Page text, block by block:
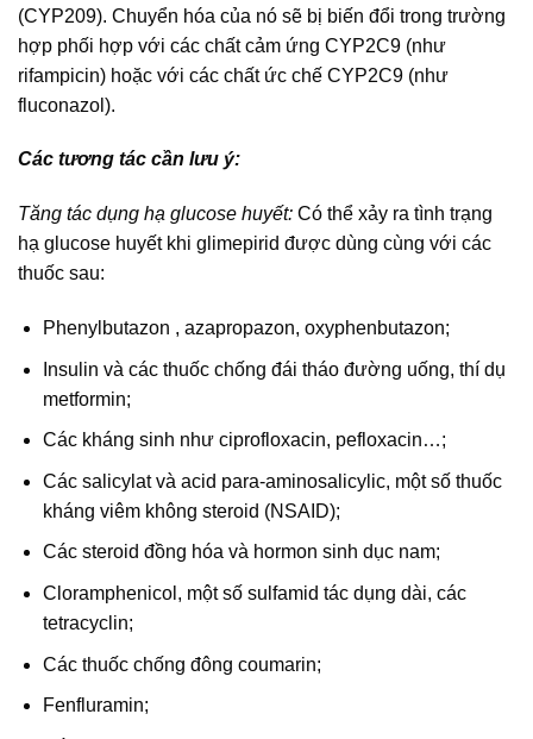
(CYP209). Chuyển hóa của nó sẽ bị biến đổi trong trường
hợp phối hợp với các chất cảm ứng CYP2C9 (như
rifampicin) hoặc với các chất ức chế CYP2C9 (như
fluconazol).
Các tương tác cần lưu ý:
Tăng tác dụng hạ glucose huyết: Có thể xảy ra tình trạng
hạ glucose huyết khi glimepirid được dùng cùng với các
thuốc sau:
Phenylbutazon , azapropazon, oxyphenbutazon;
Insulin và các thuốc chống đái tháo đường uống, thí dụ
metformin;
Các kháng sinh như ciprofloxacin, pefloxacin…;
Các salicylat và acid para-aminosalicylic, một số thuốc
kháng viêm không steroid (NSAID);
Các steroid đồng hóa và hormon sinh dục nam;
Cloramphenicol, một số sulfamid tác dụng dài, các
tetracyclin;
Các thuốc chống đông coumarin;
Fenfluramin;